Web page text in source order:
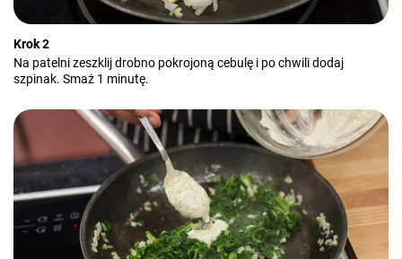
Krok 2
Na patelni zeszklij drobno pokrojoną cebulę i po chwili dodaj
szpinak. Smaż 1 minutę.